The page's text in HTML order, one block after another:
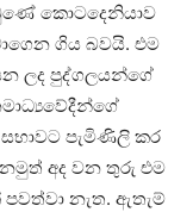
කොටදෙනියාව
ගිය බවයි. එම
ලද පුද්ගලයන්ගේ
පැමිණිලි කර
අද වන තුරු එම
නැත. ඇතැම්